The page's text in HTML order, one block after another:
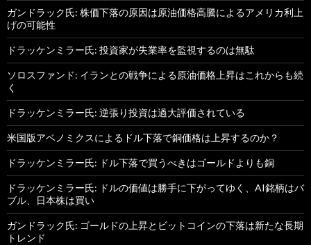
ガンドラック氏: 株価下落の原因は原油価格高騰によるアメリカ利上
げの可能性
ドラッケンミラー氏: 投資家が失業率を監視するのは無駄
ソロスファンド: イランとの戦争による原油価格上昇はこれからも続
く
ドラッケンミラー氏: 逆張り投資は過大評価されている
米国版アベノミクスによるドル下落で銅価格は上昇するのか？
ドラッケンミラー氏: ドル下落で買うべきはゴールドよりも銅
ドラッケンミラー氏: ドルの価値は勝手に下がってゆく、AI銘柄はバ
ブル、日本株は買い
ガンドラック氏: ゴールドの上昇とビットコインの下落は新たな長期
トレンド